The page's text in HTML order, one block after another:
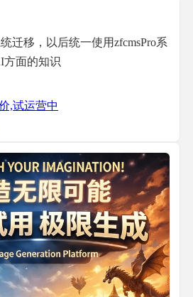
迁移，以后统一使用zfcmsPro系
方面的知识
,试运营中